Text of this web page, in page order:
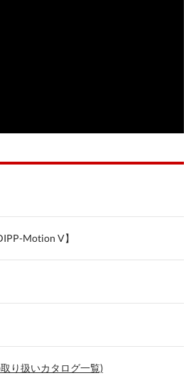
Motion V】
り扱いカタログ一覧)